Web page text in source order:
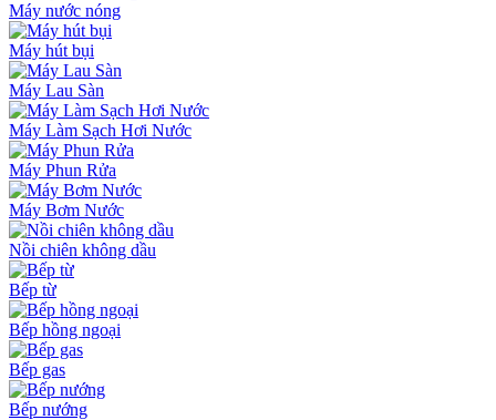
Máy nước nóng
Máy hút bụi
Máy Lau Sàn
Máy Làm Sạch Hơi Nước
Máy Phun Rửa
Máy Bơm Nước
Nồi chiên không dầu
Bếp từ
Bếp hồng ngoại
Bếp gas
Bếp nướng